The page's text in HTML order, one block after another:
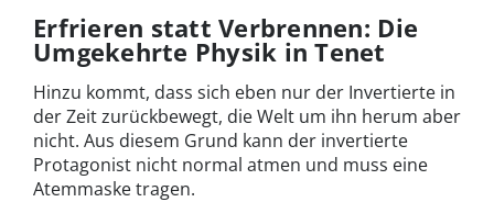
Erfrieren statt Verbrennen: Die
Umgekehrte Physik in Tenet
Hinzu kommt, dass sich eben nur der Invertierte in
der Zeit zurückbewegt, die Welt um ihn herum aber
nicht. Aus diesem Grund kann der invertierte
Protagonist nicht normal atmen und muss eine
Atemmaske tragen.